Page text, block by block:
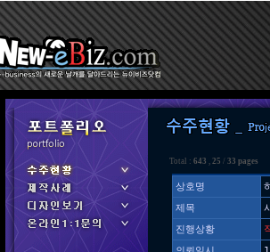
Total : 643 , 25 / 33 pages
상호명
제목
진행상황
ㆍ 수주현황
ㆍ 제작사례